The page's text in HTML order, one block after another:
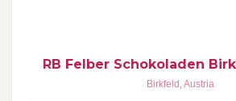
RB Felber Schokoladen
Birkfeld ,Austria